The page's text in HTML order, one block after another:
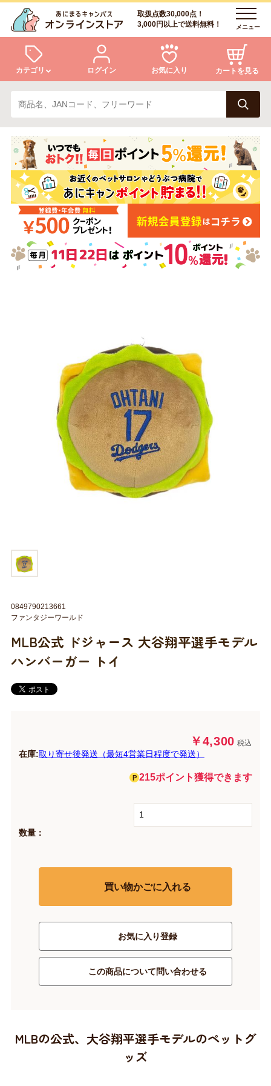
取扱点数30,000点！
3,000円以上で送料無料！
メニュー
カテゴリ
犬 猫
小動物・鳥 アクア・爬虫類・昆虫
ドッグフード キャットフード
美容・ケア用品 服・おさんぽ用品
ログイン お気に入り カートを見る
ログイン
会員登録
あにまるキャンパスについて
アフターサービス
商品リクエスト
MLB公式 ドジャース 大谷翔平選手モデル
ハンバーガー トイ
￥4,300 税込
在庫:取り寄せ後発送（最短4営業日程度で発送）
215ポイント獲得できます
数量：
買い物かごに入れる
お気に入り登録
この商品について問い合わせる
0849790213661
ファンタジーワールド
MLBの公式、大谷翔平選手モデルのペットグ
ッズ